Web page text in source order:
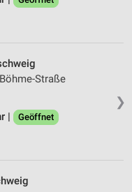
❯
Straße
|
Geöffnet